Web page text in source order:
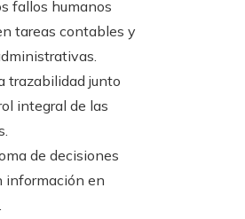
fallos humanos
tareas contables y
trazabilidad junto
integral de las
de decisiones
información en